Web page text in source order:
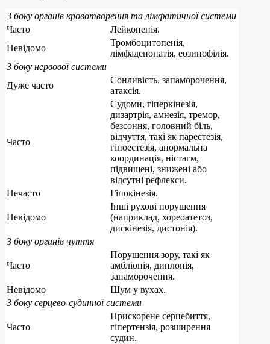
З боку органів кровотворення та лімфатичної системи
Часто
Лейкопенія.
Невідомо
Тромбоцитопенія,
лімфаденопатія, еозинофілія.
З боку нервової системи
Дуже часто
Сонливість, запаморочення,
атаксія.
Часто
Судоми, гіперкінезія,
дизартрія, амнезія, тремор,
безсоння, головний біль,
відчуття, такі як парестезія,
гіпоестезія, анормальна
координація, ністагм,
підвищені, знижені або
відсутні рефлекси.
Нечасто
Гіпокінезія.
Невідомо
Інші рухові порушення
(наприклад, хореоатетоз,
дискінезія, дистонія).
З боку органів чуття
Часто
Порушення зору, такі як
амбліопія, диплопія,
запаморочення.
Невідомо
Шум у вухах.
З боку серцево-судинної системи
Часто
Прискорене серцебиття,
гіпертензія, розширення
судин.